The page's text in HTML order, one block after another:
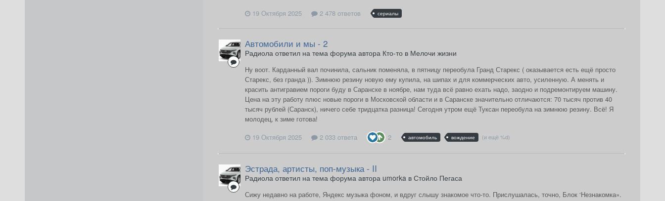
19 Октября 2025
2 478 ответов сериалы
Автомобили и мы - 2
Радиола ответил на тема форума автора Кто-то в Мелочи жизни
Ну воот. Карданный вал починила, сальник поменяла, в пятницу переобула Гранд Старекс ( оказывается есть ещё просто
Старекс, без гранда )). Зимнюю резину новую ему купила, на шипах и для коммерческих авто, усиленную. А менять и
красить антигравием пороги буду в Саранске в ноябре, нам туда всё равно ехать надо, заодно и подремонтируем машину.
Цена на эту работу плюс новые пороги в Московской области и в Саранске значительно отличаются: 70 тысяч против 40
тысяч рублей (Саранск), ничего себе тридцатка разница! Сегодня утром ещё Туксан переобула на зимнюю резину. Всё! Я
молодец, к зиме готова!
19 Октября 2025
2 033 ответа 2 автомобиль вождение (и ещё %d)
Эстрада, артисты, поп-музыка - II
Радиола ответил на тема форума автора umorka в Стойло Пегаса
Сижу недавно на работе, Яндекс музыка фоном, и вдруг слышу знакомое что-то. Прислушалась, точно, Блок ‘Незнакомка».